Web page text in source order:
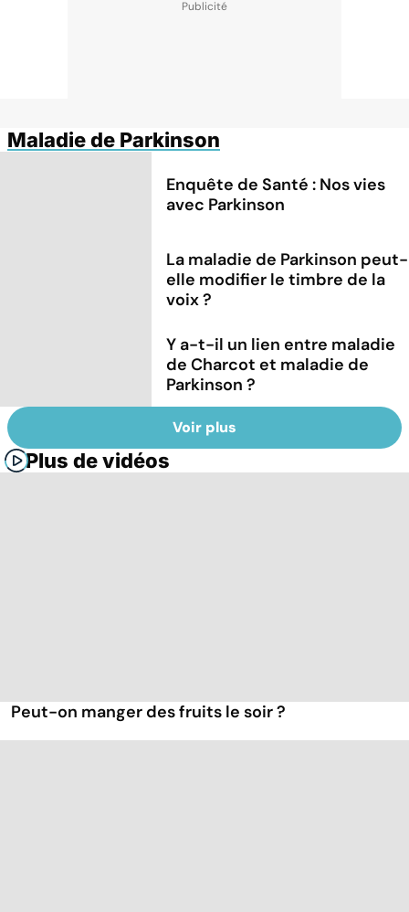
Maladie de Parkinson
Enquête de Santé : Nos vies
avec Parkinson
La maladie de Parkinson peut-
elle modifier le timbre de la
voix ?
Y a-t-il un lien entre maladie
de Charcot et maladie de
Parkinson ?
Voir plus
Plus de vidéos
Peut-on manger des fruits le soir ?